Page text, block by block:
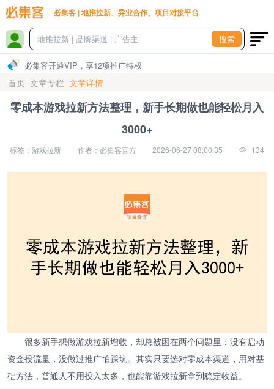
必集客 | 地推拉新、异业合作、项目对接平台
搜索
必集客开通VIP，享12项推广特权
首页 文章专栏 文章详情
零成本游戏拉新方法整理，新手长期做也能轻松月入
3000+
标签：游戏拉新 作者：必集客官方 2026-06-27 08:00:35 134
很多新手想做游戏拉新增收，却总被困在两个问题里：没有启动
资金投流量，没做过推广怕踩坑。其实只要选对零成本渠道，用对基
础方法，普通人不用投入太多，也能靠游戏拉新拿到稳定收益。